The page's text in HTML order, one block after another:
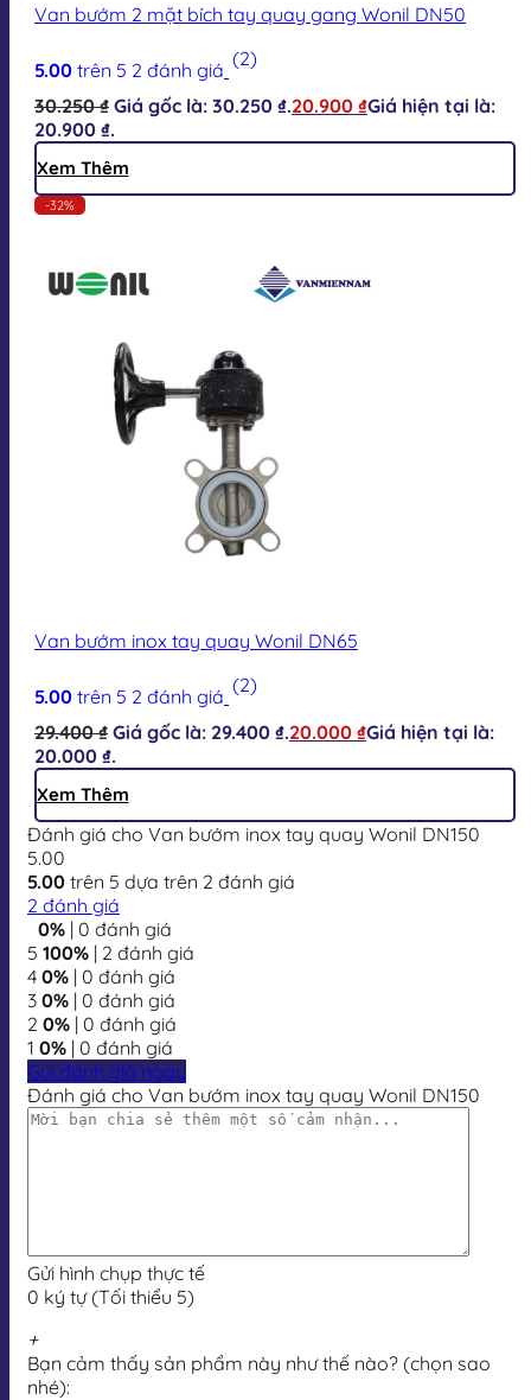
Van bướm 2 mặt bích tay quay gang Wonil DN50
5.00 trên 5 2 đánh giá (2)
30.250₫ Giá gốc là: 30.250 ₫.20.900 ₫Giá hiện tại là:
20.900 ₫.
Xem Thêm
-32%
Van bướm inox tay quay Wonil DN65
5.00 trên 5 2 đánh giá (2)
29.400₫ Giá gốc là: 29.400 ₫.20.000 ₫Giá hiện tại là:
20.000 ₫.
Xem Thêm
Đánh giá cho Van bướm inox tay quay Wonil DN150
5.00
5.00 trên 5 dựa trên 2 đánh giá
2 đánh giá
0% | 0 đánh giá
5 100% | 2 đánh giá
4 0% | 0 đánh giá
3 0% | 0 đánh giá
2 0% | 0 đánh giá
1 0% | 0 đánh giá
Gửi đánh giá ngay
Đánh giá cho Van bướm inox tay quay Wonil DN150
Gửi hình chụp thực tế
0 ký tự (Tối thiểu 5)
+
Bạn cảm thấy sản phẩm này như thế nào? (chọn sao
nhé):